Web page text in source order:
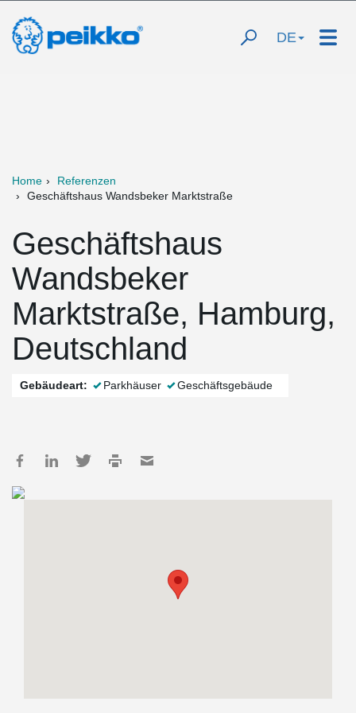
DE
Home
Referenzen
Geschäftshaus Wandsbeker Marktstraße
Geschäftshaus
Wandsbeker
Marktstraße, Hamburg,
Deutschland
Gebäudeart: Parkhäuser Geschäftsgebäude